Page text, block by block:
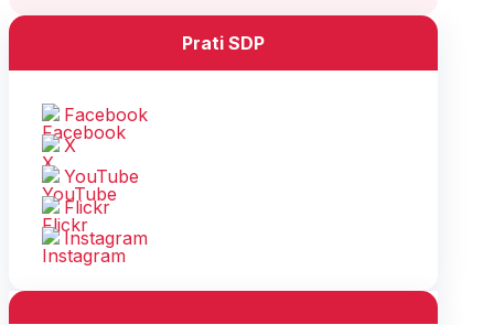
Prati SDP
Facebook
X
YouTube
Flickr
Instagram